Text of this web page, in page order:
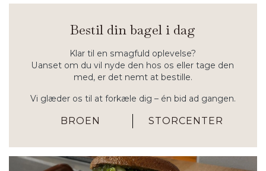
Bestil din bagel i dag
Klar til en smagfuld oplevelse?
Uanset om du vil nyde den hos os eller tage den
med, er det nemt at bestille.
Vi glæder os til at forkæle dig – én bid ad gangen.
BROEN STORCENTER